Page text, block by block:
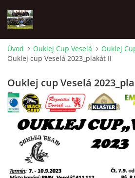
ÚVOD
AKTUÁLNĚ
OUKLEJ CUP VESELÁ
OUKLEJ CUP VESELÁ 2022
Úvod Ouklej Cup Veselá
Ouklej
Ouklej cup Veselá 2023_plakát II
Ouklej cup Veselá
5. 9. 2023